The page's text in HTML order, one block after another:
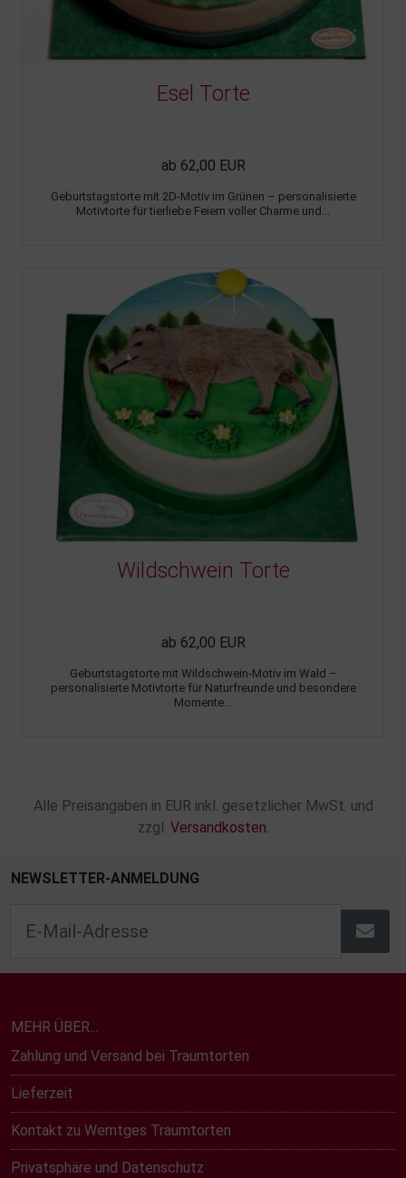
Esel Torte
ab 62,00 EUR
Geburtstagstorte mit 2D-Motiv im Grünen – personalisierte
Motivtorte für tierliebe Feiern voller Charme und...
Wildschwein Torte
ab 62,00 EUR
Geburtstagstorte mit Wildschwein-Motiv im Wald –
personalisierte Motivtorte für Naturfreunde und besondere
Momente...
Alle Preisangaben in EUR inkl. gesetzlicher MwSt. und
zzgl. Versandkosten.
NEWSLETTER-ANMELDUNG
MEHR ÜBER...
Zahlung und Versand bei Traumtorten
Lieferzeit
Kontakt zu Werntges Traumtorten
Privatsphäre und Datenschutz